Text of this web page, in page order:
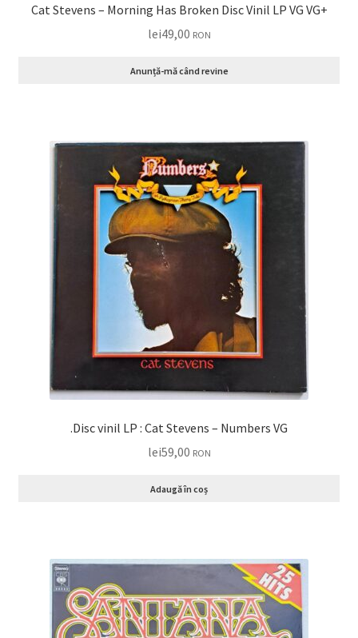
Cat Stevens – Morning Has Broken Disc Vinil LP VG VG+
lei49,00 RON
Anunță-mă când revine
.Disc vinil LP : Cat Stevens – Numbers VG
lei59,00 RON
Adaugă în coș